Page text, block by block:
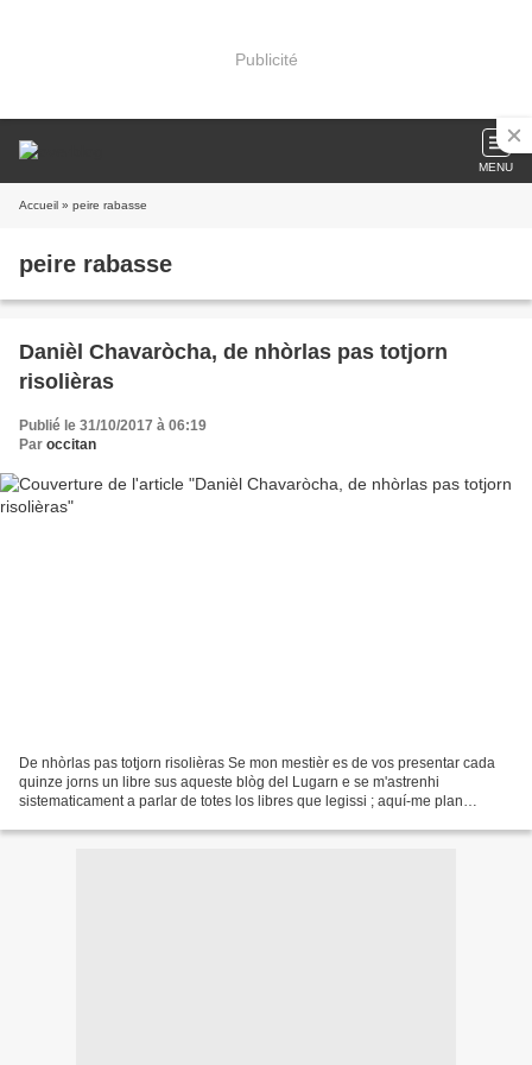
Publicité
MENU
Accueil » peire rabasse
peire rabasse
Danièl Chavaròcha, de nhòrlas pas totjorn
risolièras
Publié le 31/10/2017 à 06:19
Par occitan
De nhòrlas pas totjorn risolièras Se mon mestièr es de vos presentar cada
quinze jorns un libre sus aqueste blòg del Lugarn e se m'astrenhi
sistematicament a parlar de totes los libres que legissi ; aquí-me plan